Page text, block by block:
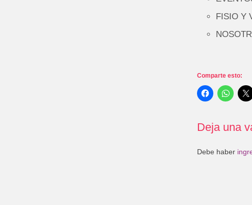
FISIO Y
Comparte esto:
Deja una
Debe haber